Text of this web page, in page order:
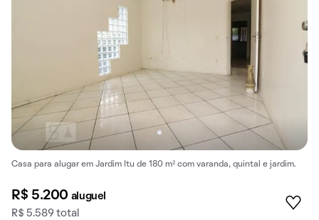
Casa para alugar em Jardim Itu de 180 m² com varanda, quintal e jardim.
R$ 5.200 aluguel
R$ 5.589 total